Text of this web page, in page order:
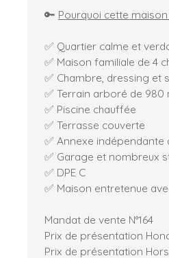
🔑 Pourquoi cette
✅ Quartier calme et
✅ Maison familiale de 4
✅ Chambre, dressing et
✅ Terrain arboré de 980
✅ Piscine chauffée
✅ Terrasse couverte
✅ Annexe indépendante
✅ Garage et nombreux
✅ DPE C
✅ Maison entretenue
Mandat de vente N°164
Prix de présentation
Prix de présentation